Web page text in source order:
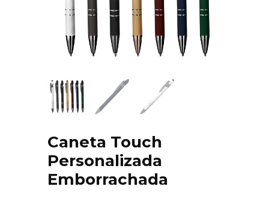
Caneta Touch
Personalizada
Emborrachada